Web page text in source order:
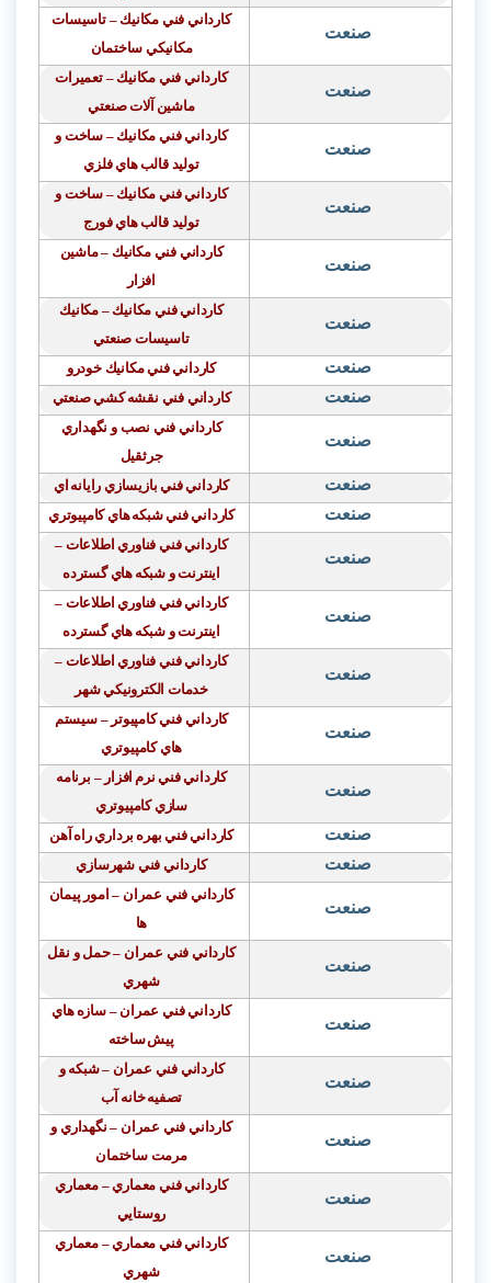
صنعت
كارداني فني مكانيك – تاسيسات
مكانيكي ساختمان
صنعت
كارداني فني مكانيك – تعميرات
ماشين آلات صنعتي
صنعت
كارداني فني مكانيك – ساخت و
توليد قالبهاي فلزي
صنعت
كارداني فني مكانيك – ساخت و
توليد قالبهاي فورج
صنعت
كارداني فني مكانيك –ماشين
افزار
صنعت
كارداني فني مكانيك – مكانيك
تاسيسات صنعتي
صنعت كارداني فني مكانيك خودرو
صنعت كارداني فني نقشه كشي صنعتي
صنعت
كارداني فني نصب و نگهداري
جرثقيل
صنعت كارداني فني بازیسازي رايانه اي
صنعت كارداني فني شبكههاي كامپيوتري
صنعت
كارداني فني فناوري اطلاعات –
اينترنت و شبكه هاي گسترده
صنعت
كارداني فني فناوري اطلاعات –
اينترنت و شبكه هاي گسترده
صنعت
كارداني فني فناوري اطلاعات –
خدمات الكترونيكي شهر
صنعت
كارداني فني كامپيوتر– سيستم
هاي كامپيوتري
صنعت
كارداني فني نرم افزار– برنامه
سازي كامپيوتري
صنعت كارداني فني بهره برداري راه آهن
صنعت كارداني فني شهرسازي
صنعت
كارداني فني عمران – امور پيمان
ها
صنعت
كارداني فني عمران – حمل و نقل
شهري
صنعت
كارداني فني عمران– سازههاي
پيشساخته
صنعت
كارداني فني عمران – شبكه و
تصفيهخانه آب
صنعت
كارداني فني عمران – نگهداري و
مرمت ساختمان
صنعت
كارداني فني معماري – معماري
روستايي
صنعت
كارداني فني معماري – معماري
شهري